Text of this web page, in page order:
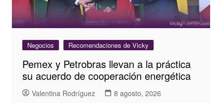
Negocios Recomendaciones de Vicky
Pemex y Petrobras llevan a la práctica
su acuerdo de cooperación energética
Valentina Rodríguez 8 agosto, 2026